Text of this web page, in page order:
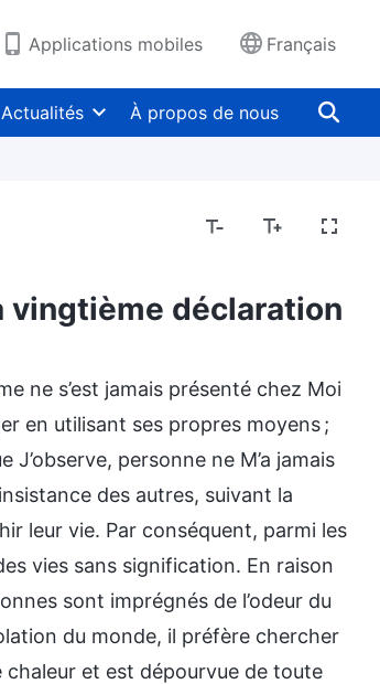
Applications mobiles Français
Actualités À propos de nous
vingtième déclaration
ne s’est jamais présenté chez Moi
en utilisant ses propres moyens ;
personne ne M’a jamais
des autres, suivant la
leur vie. Par conséquent, parmi les
vies sans signification. En raison
sont imprégnés de l’odeur du
du monde, il préfère chercher
chaleur et est dépourvue de toute